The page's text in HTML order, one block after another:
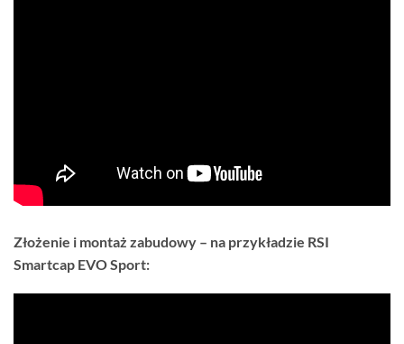
Złożenie i montaż zabudowy – na przykładzie RSI
Smartcap EVO Sport: